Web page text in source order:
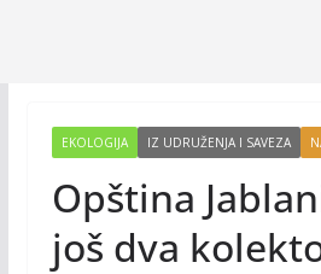
EKOLOGIJA IZ UDRUŽENJA I SAVEZA
Opština
još dva